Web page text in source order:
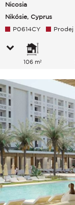
Nicosia
Nikósie, Cyprus
P0614CY Prodej
106 m²